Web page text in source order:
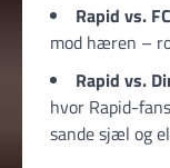
Rapid vs.
mod hæren –
Rapid vs.
hvor Rapid-
sande sjæl og